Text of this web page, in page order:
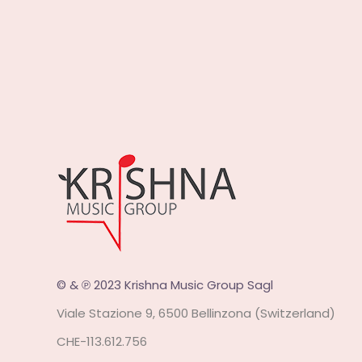
© & ℗ 2023 Krishna Music Group Sagl
Viale Stazione 9, 6500 Bellinzona (Switzerland)
CHE-113.612.756